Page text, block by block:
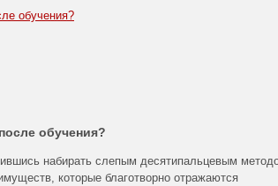
обучения?
обучения?
набирать слепым десятипальцевым
которые благотворно отражаются